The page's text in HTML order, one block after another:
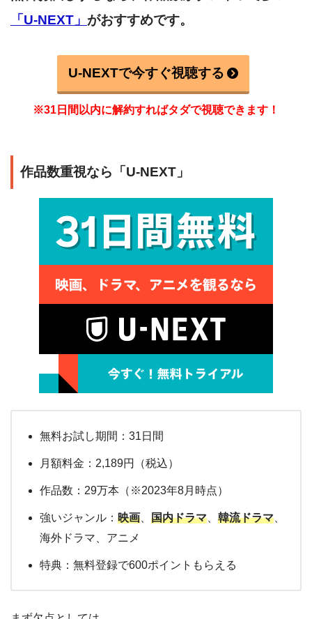
「U-NEXT」 がおすすめです。
U-NEXTで今すぐ視聴する
※31日間以内に解約すればタダで視聴できます！
作品数重視なら「U-NEXT」
無料お試し期間：31日間
月額料金：2,189円（税込）
作品数：29万本（※2023年8月時点）
強いジャンル： 映画 国内ドラマ 韓流ドラマ
海外ドラマ、アニメ
特典：無料登録で600ポイントもらえる